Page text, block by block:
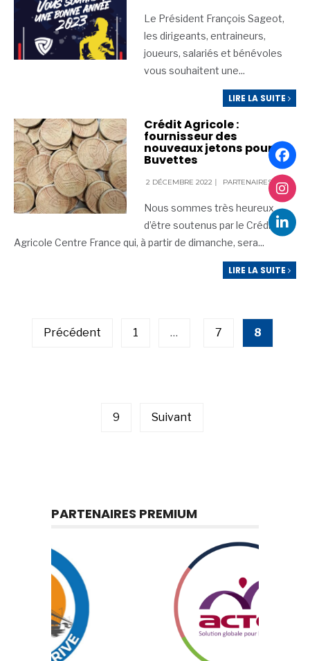
Le Président François Sageot,
les dirigeants, entraineurs,
joueurs, salariés et bénévoles
vous souhaitent une...
LIRE LA SUITE
Crédit Agricole :
fournisseur des
nouveaux jetons pour les
Buvettes
2 DÉCEMBRE 2022 PARTENAIRES
Nous sommes très heureux
d’être soutenus par le Crédit
Agricole Centre France qui, à partir de dimanche, sera...
LIRE LA SUITE
publications
Précédent 1 … 7 8
9 Suivant
PARTENAIRES PREMIUM